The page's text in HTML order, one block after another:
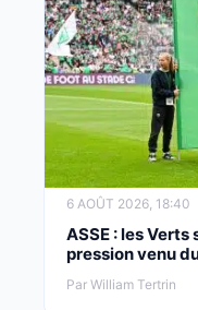
6 AOÛT 2026, 18:40
ASSE : les
pression venu
Par William Tertrin